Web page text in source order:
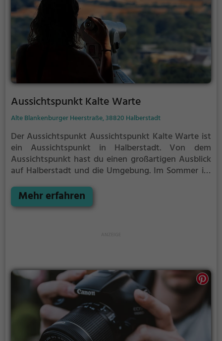
Aussichtspunkt Kalte Warte
Alte Blankenburger Heerstraße, 38820 Halberstadt
Der Aussichtspunkt Aussichtspunkt Kalte Warte ist
ein Aussichtspunkt in Halberstadt. Von dem
Aussichtspunkt hast du einen großartigen Ausblick
auf Halberstadt und die Umgebung. Im Sommer ist
schönes Ausflugsziel für Familienausflüge,
Wanderungen oder zum Picknicken und lockt an
Mehr erfahren